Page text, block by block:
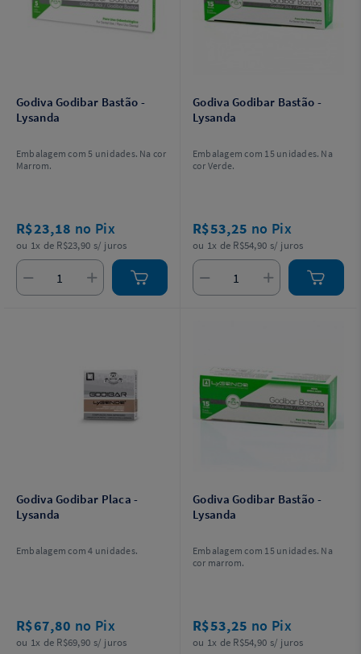
Godiva Godibar Bastão -
Lysanda
Embalagem com 5 unidades. Na cor
Marrom.
R$23,18 no Pix
ou 1x de R$23,90 s/ juros
Godiva Godibar Bastão -
Lysanda
Embalagem com 15 unidades. Na
cor Verde.
R$53,25 no Pix
ou 1x de R$54,90 s/ juros
Godiva Godibar Placa -
Lysanda
Embalagem com 4 unidades.
R$67,80 no Pix
ou 1x de R$69,90 s/ juros
Godiva Godibar Bastão -
Lysanda
Embalagem com 15 unidades. Na
cor marrom.
R$53,25 no Pix
ou 1x de R$54,90 s/ juros